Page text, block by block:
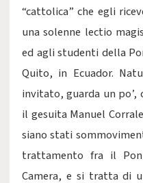
“cattolica” che egli
una solenne lectio
ed agli studenti della
Quito, in Ecuador.
invitato, guarda un po’,
il gesuita Manuel
siano stati
trattamento fra il
Camera, e si tratta di